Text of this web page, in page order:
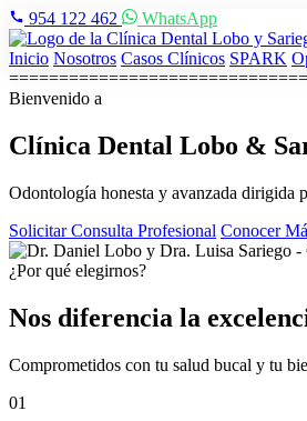
954 122 462 WhatsApp
Inicio Nosotros Casos Clínicos SPARK
Bienvenido a
Clínica Dental Lobo &
Odontología honesta y avanzada dirigida
Solicitar Consulta Profesional Conocer
¿Por qué elegirnos?
Nos diferencia la
Comprometidos con tu salud bucal y tu
01